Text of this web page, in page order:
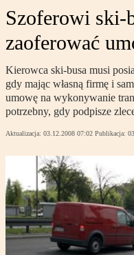
Szoferowi ski-
zaoferować
Kierowca ski-busa musi
gdy mając własną firmę i
umowę na wykonywanie
potrzebny, gdy podpisze
Aktualizacja: 03.12.2008 07:02 Publikacja: